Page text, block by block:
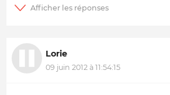
Lorie
09 juin 2012 à 11:54:15